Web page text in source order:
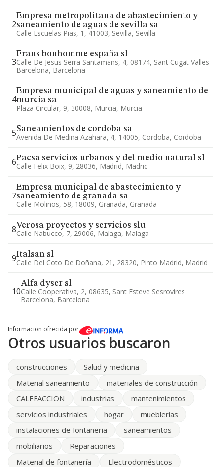
2
Empresa metropolitana de abastecimiento y
saneamiento de aguas de sevilla sa
Calle Escuelas Pias, 1, 41003, Sevilla, Sevilla
3
Frans bonhomme españa sl
Calle De Jesus Serra Santamans, 4, 08174, Sant Cugat Valles
Barcelona, Barcelona
4
Empresa municipal de aguas y saneamiento de
murcia sa
Plaza Circular, 9, 30008, Murcia, Murcia
5Saneamientos de cordoba sa
Avenida De Medina Azahara, 4, 14005, Cordoba, Cordoba
6Pacsa servicios urbanos y del medio natural sl
Calle Felix Boix, 9, 28036, Madrid, Madrid
7
Empresa municipal de abastecimiento y
saneamiento de granada sa
Calle Molinos, 58, 18009, Granada, Granada
8Verosa proyectos y servicios slu
Calle Nabucco, 7, 29006, Malaga, Malaga
9Italsan sl
Calle Del Coto De Doñana, 21, 28320, Pinto Madrid, Madrid
10
Alfa dyser sl
Calle Cooperativa, 2, 08635, Sant Esteve Sesrovires
Barcelona, Barcelona
Informacion ofrecida por
Otros usuarios buscaron
construcciones
Salud y medicina
Material saneamiento
materiales de construcción
CALEFACCION
industrias
mantenimientos
servicios industriales
hogar
mueblerias
instalaciones de fontanería
saneamientos
mobiliarios
Reparaciones
Material de fontanería
Electrodomésticos